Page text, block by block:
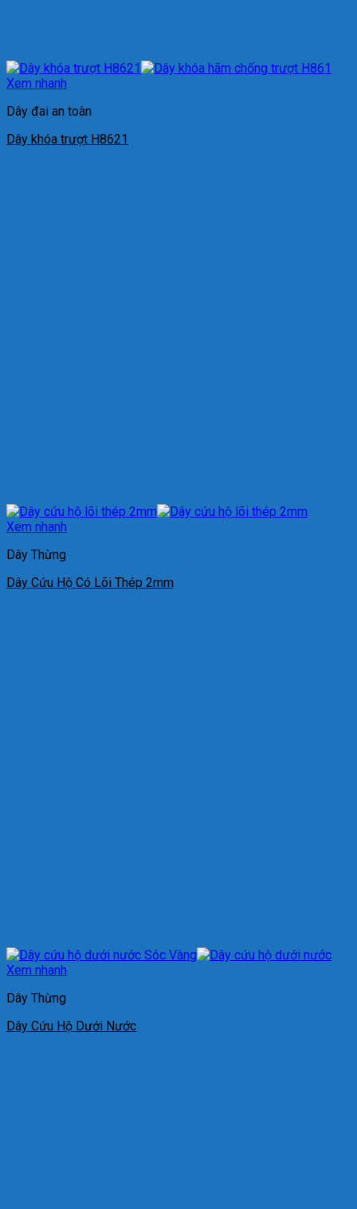
Xem nhanh
Dây đai an toàn
Dây khóa trượt H8621
Xem nhanh
Dây Thừng
Dây Cứu Hộ Có Lõi Thép 2mm
Xem nhanh
Dây Thừng
Dây Cứu Hộ Dưới Nước